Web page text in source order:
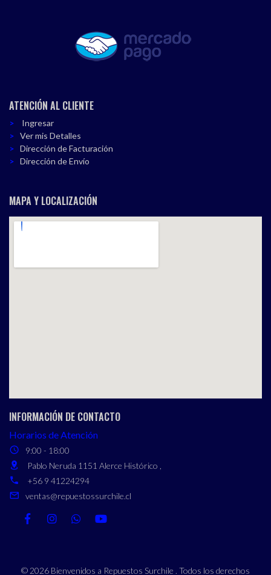
ATENCIÓN AL CLIENTE
Ingresar
Ver mis Detalles
Dirección de Facturación
Dirección de Envío
MAPA Y LOCALIZACIÓN
INFORMACIÓN DE CONTACTO
Horarios de Atención
9:00 - 18:00
Pablo Neruda 1151 Alerce Histórico ,
+56 9 41224294
ventas@repuestossurchile.cl
© 2026 Bienvenidos a Repuestos Surchile . Todos los derechos